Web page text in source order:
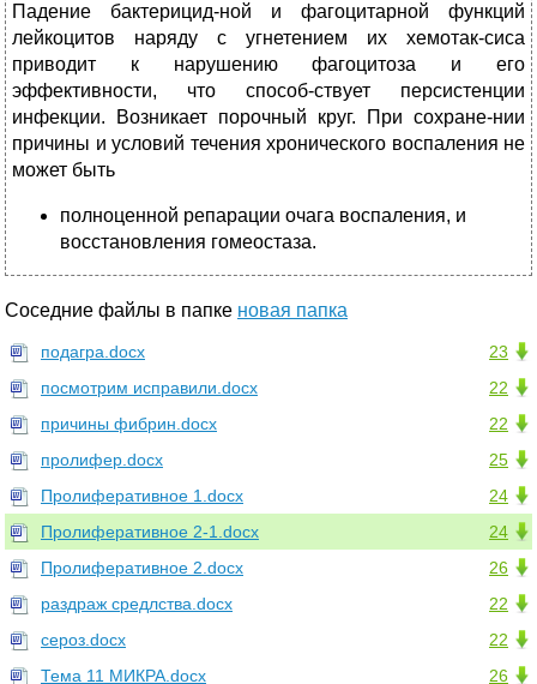
Падение бактерицид-ной и фагоцитарной функций
лейкоцитов наряду с угнетением их хемотак-сиса
приводит к нарушению фагоцитоза и его
эффективности, что способ-ствует персистенции
инфекции. Возникает порочный круг. При сохране-нии
причины и условий течения хронического воспаления не
может быть
полноценной репарации очага воспаления, и
восстановления гомеостаза.
Соседние файлы в папке новая папка
23
подагра.docx
22
посмотрим исправили.docx
22
причины фибрин.docx
25
пролифер.docx
24
Пролиферативное 1.docx
24
Пролиферативное 2-1.docx
26
Пролиферативное 2.docx
22
раздраж средлства.docx
22
сероз.docx
26
Тема 11 МИКРА.docx